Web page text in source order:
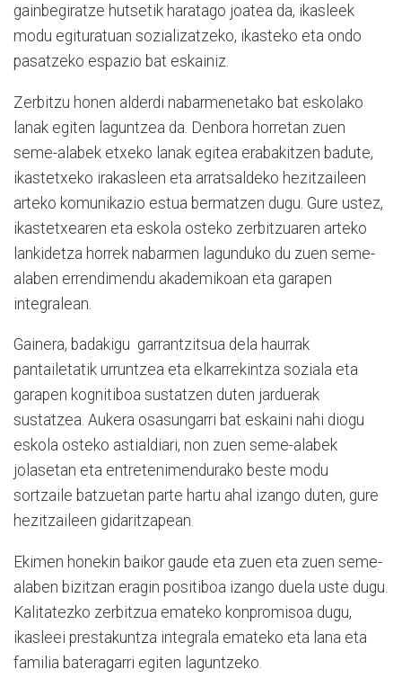
gainbegiratze hutsetik haratago joatea da, ikasleek
modu egituratuan sozializatzeko, ikasteko eta ondo
pasatzeko espazio bat eskainiz.
Zerbitzu honen alderdi nabarmenetako bat eskolako
lanak egiten laguntzea da. Denbora horretan zuen
seme-alabek etxeko lanak egitea erabakitzen badute,
ikastetxeko irakasleen eta arratsaldeko hezitzaileen
arteko komunikazio estua bermatzen dugu. Gure ustez,
ikastetxearen eta eskola osteko zerbitzuaren arteko
lankidetza horrek nabarmen lagunduko du zuen seme-
alaben errendimendu akademikoan eta garapen
integralean.
Gainera, badakigu garrantzitsua dela haurrak
pantailetatik urruntzea eta elkarrekintza soziala eta
garapen kognitiboa sustatzen duten jarduerak
sustatzea. Aukera osasungarri bat eskaini nahi diogu
eskola osteko astialdiari, non zuen seme-alabek
jolasetan eta entretenimendurako beste modu
sortzaile batzuetan parte hartu ahal izango duten, gure
hezitzaileen gidaritzapean.
Ekimen honekin baikor gaude eta zuen eta zuen seme-
alaben bizitzan eragin positiboa izango duela uste dugu.
Kalitatezko zerbitzua emateko konpromisoa dugu,
ikasleei prestakuntza integrala emateko eta lana eta
familia bateragarri egiten laguntzeko.